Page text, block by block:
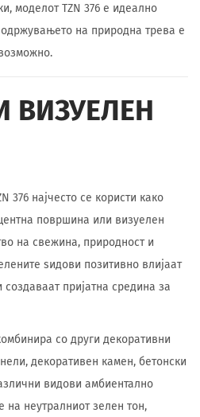
моделот TZN 376 е идеално
на природна трева е
ВИЗУЕЛЕН
376 најчесто се користи како
површина или визуелен
на свежина, природност и
ѕидови позитивно влијаат
пријатна средина за
со други декоративни
декоративен камен, бетонски
видови амбиентално
на неутралниот зелен тон,